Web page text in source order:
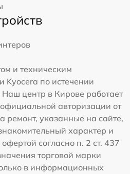
и техническим
Kyocera по истечении
центр в Кирове работает
авторизации от
ремонт, указанные на сайте,
характер и
согласно п. 2 ст. 437
торговой марки
в информационных